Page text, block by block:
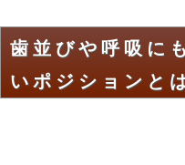
診
歯並びや呼吸に
いポジションと